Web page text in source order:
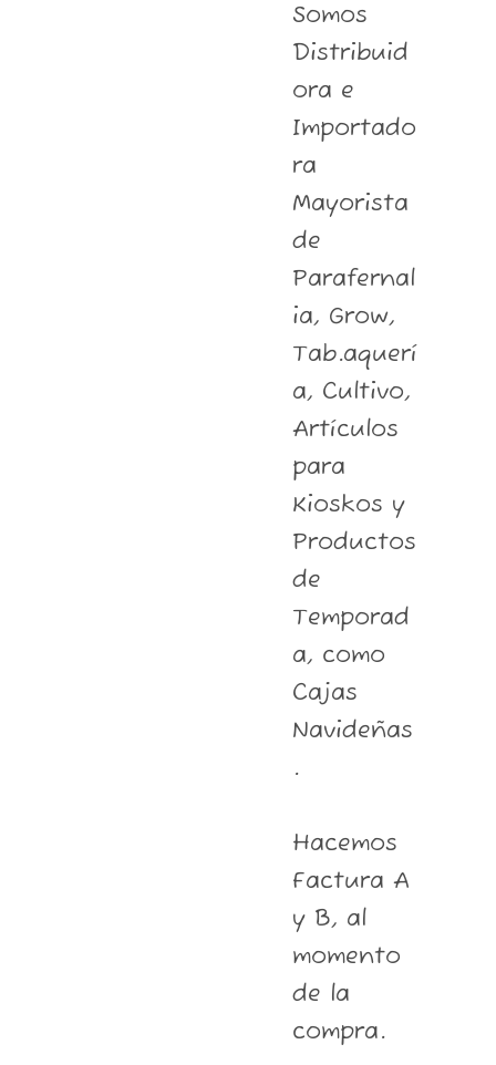
Somos
Distribuid
ora e
Importado
ra
Mayorista
de
Parafernal
ia, Grow,
Tab.aquerí
a, Cultivo,
Artículos
para
Kioskos y
Productos
de
Temporad
a, como
Cajas
Navideñas
.
Hacemos
Factura A
y B, al
momento
de la
compra.